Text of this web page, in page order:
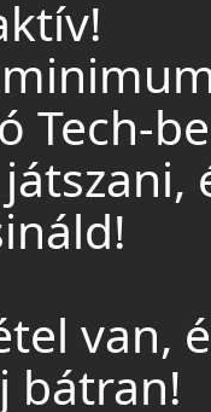
Tech-
van,
bátran!